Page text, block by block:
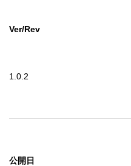
Ver/Rev
1.0.2
公開日